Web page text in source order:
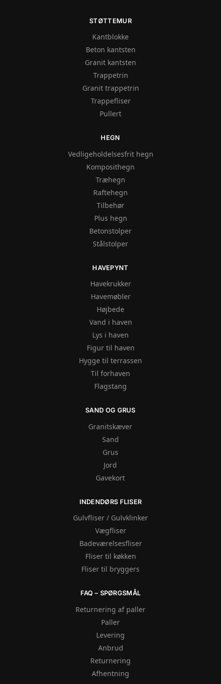
STØTTEMUR
Kantblokke
Beton kantsten
Granit kantsten
Trappetrin
Granit trappetrin
Trappefliser
Pullert
HEGN
Vedligeholdelsesfrit hegn
Komposithegn
Træhegn
Raftehegn
Tilbehør
Plus hegn
Betonstolper
Stålstolper
HAVEPYNT
Havekrukker
Havemøbler
Højbede
Vand i haven
Lys i haven
Figur til haven
Hygge til terrassen
Til forhaven
Flagstang
SAND OG GRUS
Granitskæver
Sand
Grus
Jord
Gavekort
INDENDØRS FLISER
Gulvfliser / Gulvklinker
Vægfliser
Badeværelsesfliser
Fliser til køkken
Fliser til bryggers
FAQ – SPØRGSMÅL
Returnering af paller
Paller
Levering
Anbrud
Returnering
Afhentning